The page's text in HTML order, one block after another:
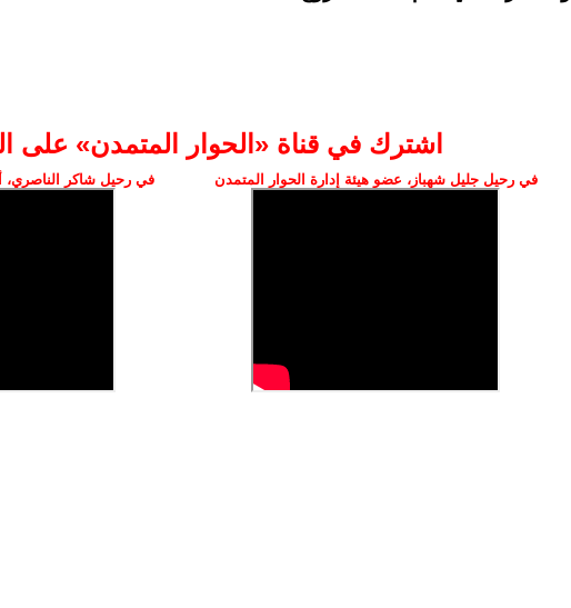
اشترك في قناة ‫«الحوار المتمدن» على
في رحيل جليل شهباز، عضو هيئة إدارة الحوار المتمدن في رحيل شاكر